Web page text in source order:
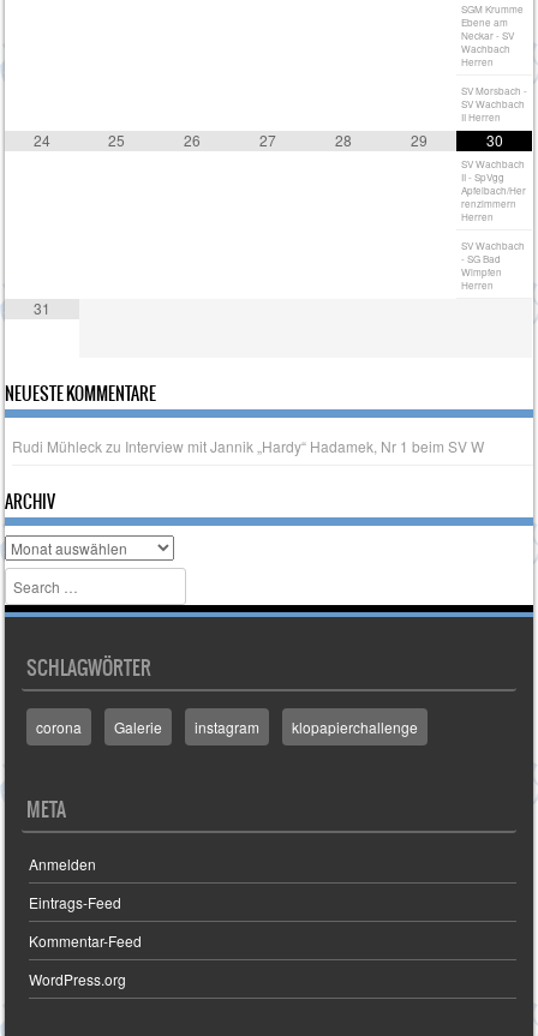
SGM Krumme
Ebene am
Neckar - SV
Wachbach
Herren
SV Morsbach -
SV Wachbach
II Herren
24 25 26 27 28 29 30
SV Wachbach
II - SpVgg
Apfelbach/Her
renzimmern
Herren
SV Wachbach
- SG Bad
Wimpfen
Herren
31
NEUESTE KOMMENTARE
Rudi Mühleck zu Interview mit Jannik „Hardy“ Hadamek, Nr 1 beim SV W
ARCHIV
Archiv
Search
SCHLAGWÖRTER
corona Galerie instagram klopapierchallenge
META
Anmelden
Eintrags-Feed
Kommentar-Feed
WordPress.org